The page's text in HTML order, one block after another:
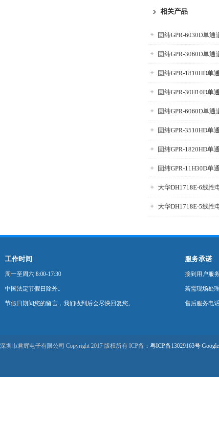
相关产品
固纬GPR-6030D单通
固纬GPR-3060D单通
固纬GPR-1810HD单
固纬GPR-30H10D单
固纬GPR-6060D单通
固纬GPR-3510HD单
固纬GPR-1820HD单
固纬GPR-11H30D单
大华DH1718E-6线性
大华DH1718E-5线性
工作时间
周一至周六 8:00-17:30
中国法定节假日除外。
节假日期间您的留言，我们收到后会尽快回复您。
服务承诺
接到用户服
若需现场处
售后服务电
深圳市君辉电子有限公司 Copyright 2017 版权所有 ICP备： 粤ICP备13029163号